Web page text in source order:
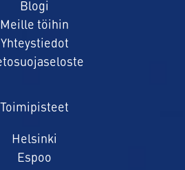
Blogi
Meille töihin
Yhteystiedot
Toimipisteet
Helsinki
Espoo